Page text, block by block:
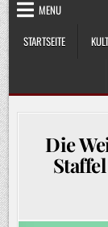
MENU
STARTSEITE
Die